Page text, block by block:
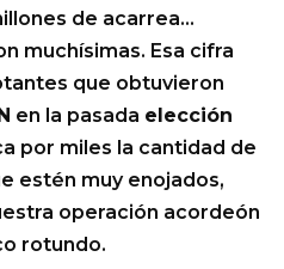
de acarrea…
muchísimas. Esa cifra
que obtuvieron
en la pasada elección
por miles la cantidad de
estén muy enojados,
operación acordeón
rotundo.